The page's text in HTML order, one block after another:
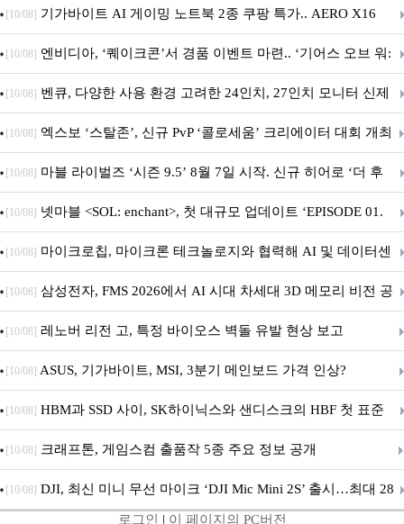
고 살균 탈취기’ 출시
[10/08] 기가바이트 AI 게이밍 노트북 2종 쿠팡 특가.. AERO X16
GAMING A16 할인 진행
[10/08] 엔비디아, ‘퀘이크콘’서 경품 이벤트 마련.. ‘기어스 오브 워:
E-데이’ DLSS 지원
[10/08] 벤큐, 다양한 사용 환경 고려한 24인치, 27인치 모니터 신제
품 6종 출시
[10/08] 엑스보 ‘스탈존’, 신규 PvP ‘콜로세움’ 크리에이터 대회 개최
[10/08] 마블 라이벌즈 ‘시즌 9.5’ 8월 7일 시작. 신규 히어로 ‘더 후
드’ 합류
[10/08] 넷마블 <SOL: enchant>, 첫 대규모 업데이트 ‘EPISODE 01.
GENESIS: 신의 전장’ 사전등록 실시
[10/08] 마이크로칩, 마이크론 테크놀로지와 협력해 AI 및 데이터센
터 인프라용 고성능 PCIe® Gen 6 스토리지 아키텍처 시연
[10/08] 삼성전자, FMS 2026에서 AI 시대 차세대 3D 메모리 비전 공
개
[10/08] 레노버 리전 고, 특정 바이오스 벽돌 유발 현상 보고
[10/08] ASUS, 기가바이트, MSI, 3분기 메인보드 가격 인상?
[10/08] HBM과 SSD 사이, SK하이닉스와 샌디스크의 HBF 첫 표준
공개
[10/08] 크래프톤, 게임스컴 출품작 5종 주요 정보 공개
[10/08] DJI, 최신 미니 무선 마이크 ‘DJI Mic Mini 2S’ 출시…최대 28
로그인 | 이 페이지의 PC버전